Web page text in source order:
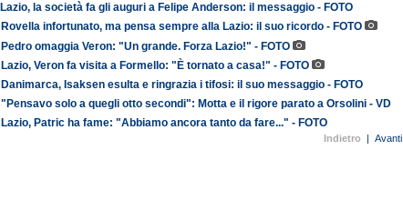
Lazio, la società fa gli auguri a Felipe Anderson: il messaggio - FOTO
Rovella infortunato, ma pensa sempre alla Lazio: il suo ricordo - FOTO
Pedro omaggia Veron: "Un grande. Forza Lazio!" - FOTO
Lazio, Veron fa visita a Formello: "È tornato a casa!" - FOTO
Danimarca, Isaksen esulta e ringrazia i tifosi: il suo messaggio - FOTO
"Pensavo solo a quegli otto secondi": Motta e il rigore parato a Orsolini - VD
Lazio, Patric ha fame: "Abbiamo ancora tanto da fare..." - FOTO
Indietro Avanti